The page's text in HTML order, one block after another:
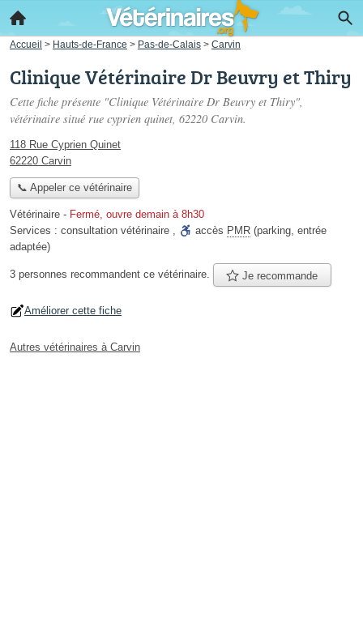
Accueil > Hauts-de-France > Pas-de-Calais > Carvin
Clinique Vétérinaire Dr Beuvry et Thiry
Cette fiche présente "Clinique Vétérinaire Dr Beuvry et Thiry",
vétérinaire situé rue cyprien quinet, 62220 Carvin.
118 Rue Cyprien Quinet
62220 Carvin
📞 Appeler ce vétérinaire
Vétérinaire - Fermé, ouvre demain à 8h30
Services : consultation vétérinaire , accès PMR (parking, entrée
adaptée)
3 personnes recommandent ce vétérinaire. Je recommande
Améliorer cette fiche
Autres vétérinaires à Carvin